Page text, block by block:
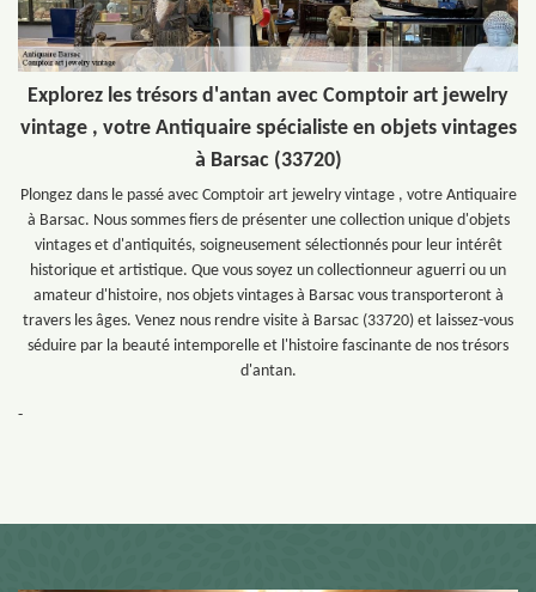
Explorez les trésors d'antan avec Comptoir art jewelry
vintage , votre Antiquaire spécialiste en objets vintages
à Barsac (33720)
Plongez dans le passé avec Comptoir art jewelry vintage , votre Antiquaire
à Barsac. Nous sommes fiers de présenter une collection unique d'objets
vintages et d'antiquités, soigneusement sélectionnés pour leur intérêt
historique et artistique. Que vous soyez un collectionneur aguerri ou un
amateur d'histoire, nos objets vintages à Barsac vous transporteront à
travers les âges. Venez nous rendre visite à Barsac (33720) et laissez-vous
séduire par la beauté intemporelle et l'histoire fascinante de nos trésors
d'antan.
-